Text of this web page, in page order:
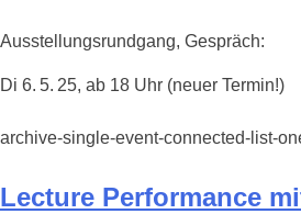
Ausstellungsrundgang, Gespräch:
Di 6. 5. 25, ab 18 Uhr (neuer Termin!)
archive-single-event-connected-list-
Lecture Performance